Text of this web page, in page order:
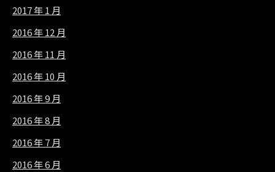
2017 年 1 月
2016 年 12 月
2016 年 11 月
2016 年 10 月
2016 年 9 月
2016 年 8 月
2016 年 7 月
2016 年 6 月